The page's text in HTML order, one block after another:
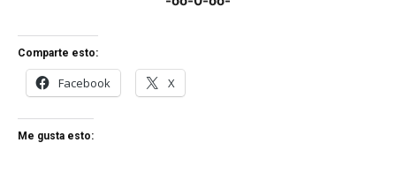
Comparte esto:
Facebook X
Me gusta esto: